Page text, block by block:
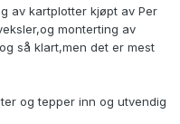
av kartplotter kjøpt av Per
monterting av
så klart,men det er mest
og tepper inn og utvendig